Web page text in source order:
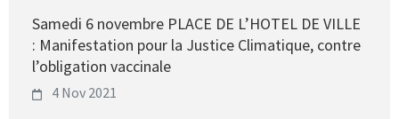
Samedi 6 novembre PLACE DE L’HOTEL DE VILLE
: Manifestation pour la Justice Climatique, contre
l’obligation vaccinale
4 Nov 2021